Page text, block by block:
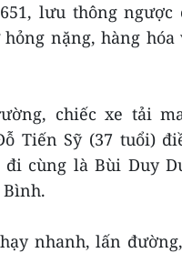
lưu thông ngược
nặng, hàng hóa
chiếc xe tải
Tiến Sỹ (37 tuổi)
cùng là Bùi Duy
nhanh, lấn